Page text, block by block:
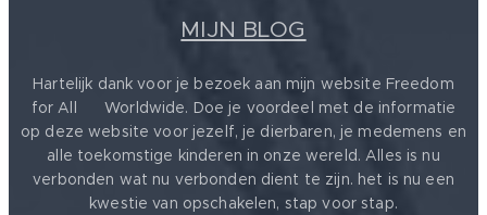
MIJN BLOG
Hartelijk dank voor je bezoek aan mijn website Freedom
for All ❤️ Worldwide. Doe je voordeel met de informatie
op deze website voor jezelf, je dierbaren, je medemens en
alle toekomstige kinderen in onze wereld. Alles is nu
verbonden wat nu verbonden dient te zijn. het is nu een
kwestie van opschakelen, stap voor stap.